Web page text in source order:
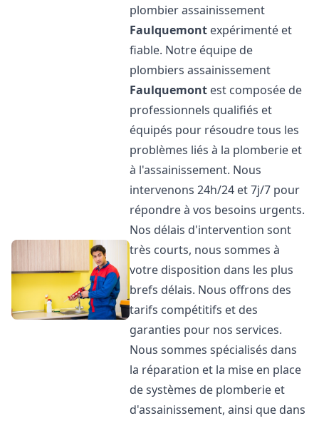
plombier assainissement
Faulquemont expérimenté et
fiable. Notre équipe de
plombiers assainissement
Faulquemont est composée de
professionnels qualifiés et
équipés pour résoudre tous les
problèmes liés à la plomberie et
à l'assainissement. Nous
intervenons 24h/24 et 7j/7 pour
répondre à vos besoins urgents.
Nos délais d'intervention sont
très courts, nous sommes à
votre disposition dans les plus
brefs délais. Nous offrons des
tarifs compétitifs et des
garanties pour nos services.
Nous sommes spécialisés dans
la réparation et la mise en place
de systèmes de plomberie et
d'assainissement, ainsi que dans